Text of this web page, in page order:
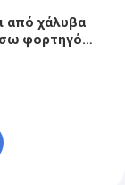
από χάλυβα
φορτηγό